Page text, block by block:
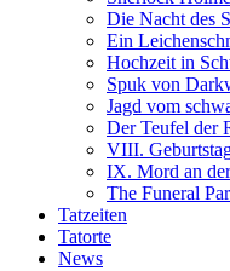
Die Nacht des
Ein
Hochzeit in
Spuk von
Jagd vom
Der Teufel der
VIII.
IX. Mord an
The Funeral
Tatzeiten
Tatorte
News